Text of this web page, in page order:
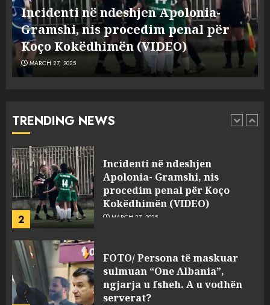
Incidenti në ndeshjen Apolonia-
Gramshi, nis procedim penal për
Koço Kokëdhimën (VIDEO)
MARCH 27, 2025
TRENDING NEWS
1
abuzim me fondet publike dhe
pasuri të pajustifikuar
JULY 24, 2025
2
Incidenti në ndeshjen
MARCH 27, 2025
3
FOTO/ Persona të maskuar
sulmuan “One Albania”,
ngjarja u fsheh. A u vodhën
serverat?
MARCH 25, 2025
Prokuroria jep pretencën, ja
çfarë dënimi kërkon për
Mariela dhe Antonela
Berishën